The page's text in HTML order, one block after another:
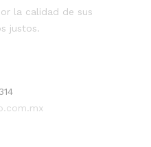
la calidad de sus
justos.